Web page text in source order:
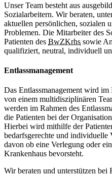
UnserTeam besteht aus
Sozialarbeitern. Wir beraten,
aktuellen persönlichen, sozialen
Problemen. Die Mitarbeiter des
Patienten des BwZKrhs sowie
qualifiziert, neutral, individuell
Entlassmanagement
Das Entlassmanagement wird
von einem multidisziplinären
werden im Rahmen des
die Patienten bei derOrganisation
Hierbei wird mithilfe der
bedarfsgerechte und individuelle
davon ob eine Verlegung oder
Krankenhaus bevorsteht.
Wir beraten und unterstützen bei